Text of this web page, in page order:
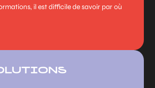
il est difficile de savoir par où